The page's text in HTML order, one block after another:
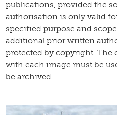
publications, provided the
authorisation is only valid
specified purpose and
additional prior written
protected by copyright.
with each image must be
be archived.